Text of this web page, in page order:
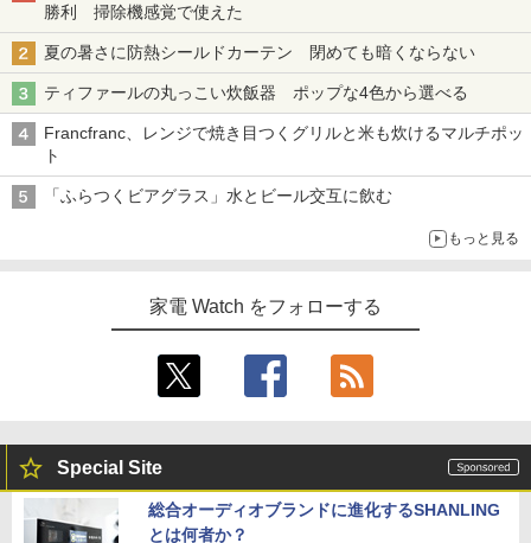
勝利 掃除機感覚で使えた
夏の暑さに防熱シールドカーテン 閉めても暗くならない
ティファールの丸っこい炊飯器 ポップな4色から選べる
Francfranc、レンジで焼き目つくグリルと米も炊けるマルチポッ
ト
「ふらつくビアグラス」水とビール交互に飲む
もっと見る
家電 Watch をフォローする
Special Site
総合オーディオブランドに進化するSHANLING
とは何者か？